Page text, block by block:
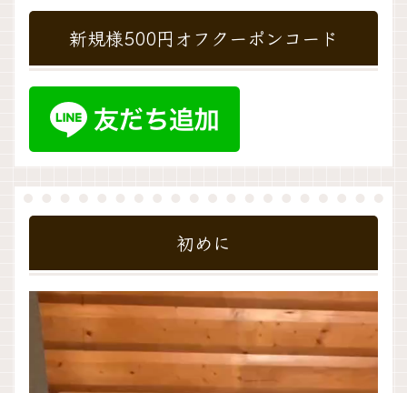
新規様500円オフクーポンコード
初めに
動